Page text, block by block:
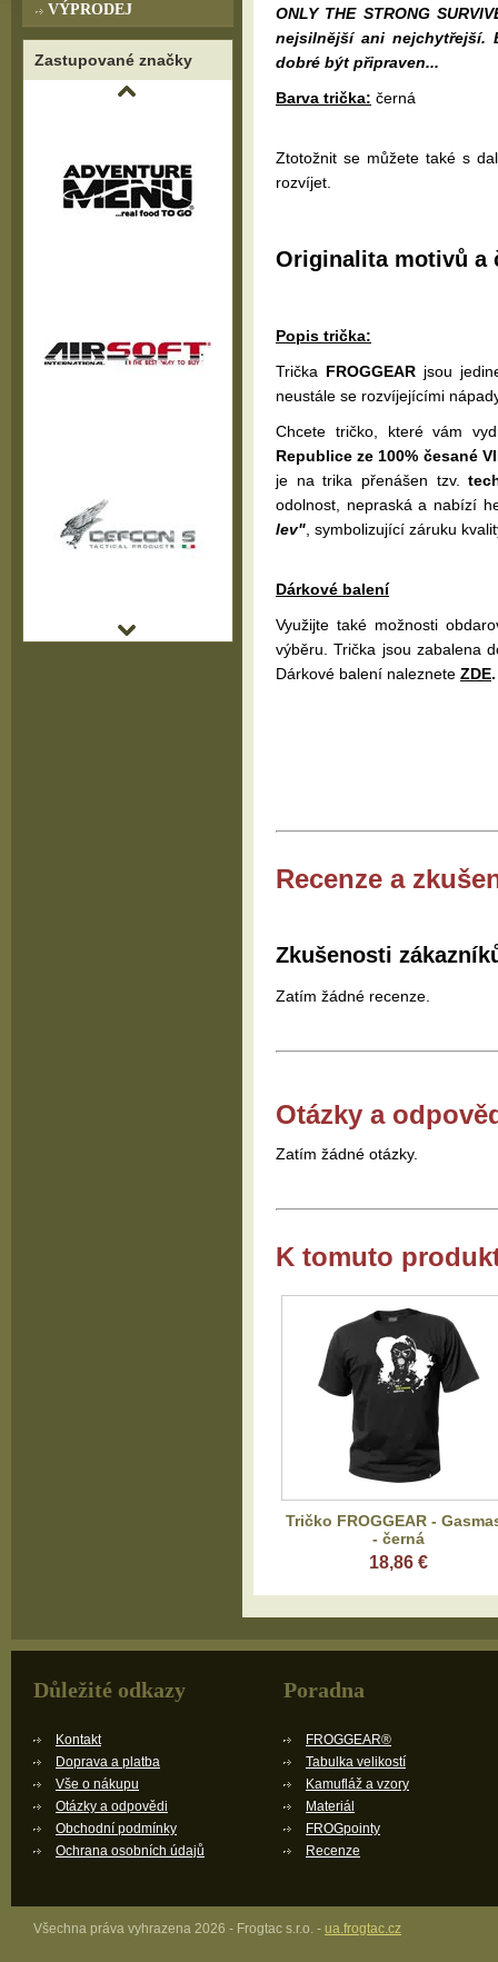
ONLY THE STRONG
nejsilnější ani nejchytřejší.
dobré být připraven...
Barva trička: černá
Ztotožnit se můžete také s
rozvíjet.
Originalita motivů a
Popis trička:
Trička FROGGEAR jsou
neustále se rozvíjejícími
Chcete tričko, které vám
Republice ze 100% česané
je na trika přenášen tzv.
odolnost, nepraská a nabízí
lev" , symbolizující záruku
Dárkové balení
Využijte také možnosti
výběru. Trička jsou zabalena
Dárkové balení naleznete ZDE.
Recenze a
Zkušenosti
Zatím žádné recenze.
Otázky a
Zatím žádné otázky.
K tomuto
Tričko FROGGEAR -
- černá
18,86 €
VÝPRODEJ
Zastupované značky
Důležité odkazy
Kontakt
Doprava a platba
Vše o nákupu
Otázky a odpovědi
Obchodní podmínky
Ochrana osobních údajů
Poradna
FROGGEAR®
Tabulka velikostí
Kamufláž a vzory
Materiál
FROGpointy
Recenze
Všechna práva vyhrazena 2026 - Frogtac s.r.o. - ua.frogtac.cz